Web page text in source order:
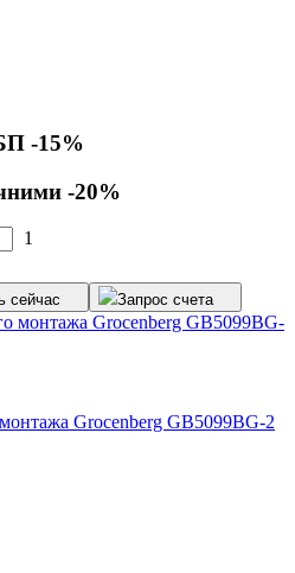
-15%
-20%
1
сейчас Запрос счета
Grocenberg GB5099BG-2